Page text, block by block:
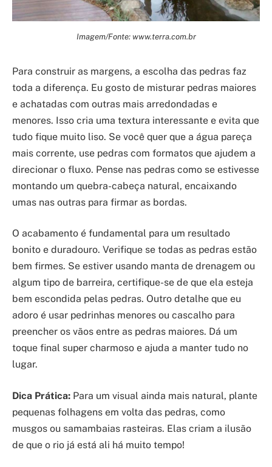
Imagem/Fonte: www.terra.com.br
Para construir as margens, a escolha das pedras faz
toda a diferença. Eu gosto de misturar pedras maiores
e achatadas com outras mais arredondadas e
menores. Isso cria uma textura interessante e evita que
tudo fique muito liso. Se você quer que a água pareça
mais corrente, use pedras com formatos que ajudem a
direcionar o fluxo. Pense nas pedras como se estivesse
montando um quebra-cabeça natural, encaixando
umas nas outras para firmar as bordas.
O acabamento é fundamental para um resultado
bonito e duradouro. Verifique se todas as pedras estão
bem firmes. Se estiver usando manta de drenagem ou
algum tipo de barreira, certifique-se de que ela esteja
bem escondida pelas pedras. Outro detalhe que eu
adoro é usar pedrinhas menores ou cascalho para
preencher os vãos entre as pedras maiores. Dá um
toque final super charmoso e ajuda a manter tudo no
lugar.
Dica Prática: Para um visual ainda mais natural, plante
pequenas folhagens em volta das pedras, como
musgos ou samambaias rasteiras. Elas criam a ilusão
de que o rio já está ali há muito tempo!